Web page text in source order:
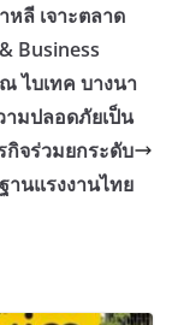
ลี เจาะตลาด
Business
ไบเทค บางนา
ามปลอดภัยเป็น
จร่วมยกระดับ
านแรงงานไทย